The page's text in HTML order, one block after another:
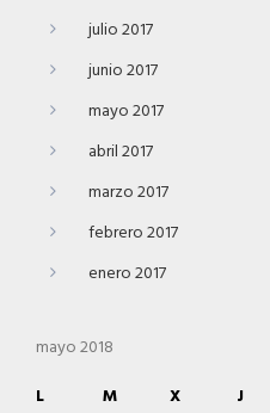
julio 2017
junio 2017
mayo 2017
abril 2017
marzo 2017
febrero 2017
enero 2017
mayo 2018
L
M X J